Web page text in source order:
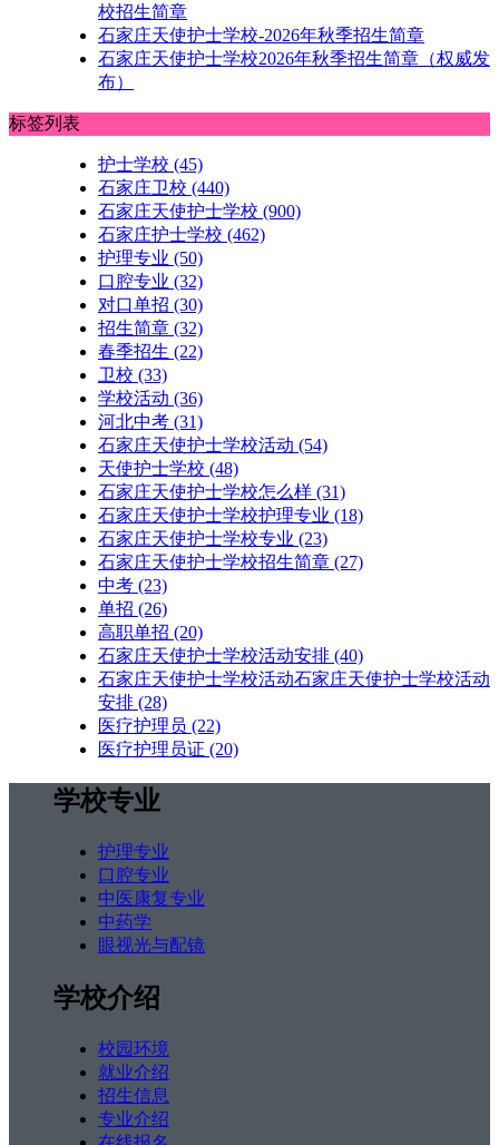
校招生简章
石家庄天使护士学校-2026年秋季招生简章
石家庄天使护士学校2026年秋季招生简章（权威发
布）
标签列表
护士学校 (45)
石家庄卫校 (440)
石家庄天使护士学校 (900)
石家庄护士学校 (462)
护理专业 (50)
口腔专业 (32)
对口单招 (30)
招生简章 (32)
春季招生 (22)
卫校 (33)
学校活动 (36)
河北中考 (31)
石家庄天使护士学校活动 (54)
天使护士学校 (48)
石家庄天使护士学校怎么样 (31)
石家庄天使护士学校护理专业 (18)
石家庄天使护士学校专业 (23)
石家庄天使护士学校招生简章 (27)
中考 (23)
单招 (26)
高职单招 (20)
石家庄天使护士学校活动安排 (40)
石家庄天使护士学校活动石家庄天使护士学校活动
安排 (28)
医疗护理员 (22)
医疗护理员证 (20)
学校专业
护理专业
口腔专业
中医康复专业
中药学
眼视光与配镜
学校介绍
校园环境
就业介绍
招生信息
专业介绍